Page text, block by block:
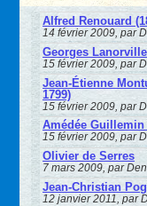
Alfred Renouard
14 février 2009, par
Georges Lanorville
15 février 2009, par
Jean-Étienne
1799)
15 février 2009, par
Amédée Guillemin
15 février 2009, par
Olivier de Serres
7 mars 2009, par
Jean-Christian
12 janvier 2011, par